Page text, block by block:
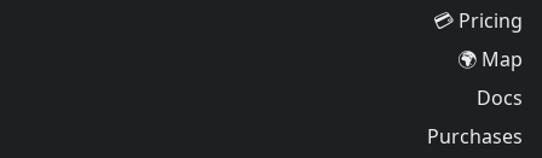
Pricing 💳
Map 🌍
Docs
Purchases